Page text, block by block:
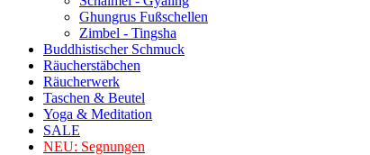
Ghungrus Fußschellen
Zimbel - Tingsha
Buddhistischer Schmuck
Räucherstäbchen
Räucherwerk
Taschen & Beutel
Yoga & Meditation
SALE
NEU: Segnungen